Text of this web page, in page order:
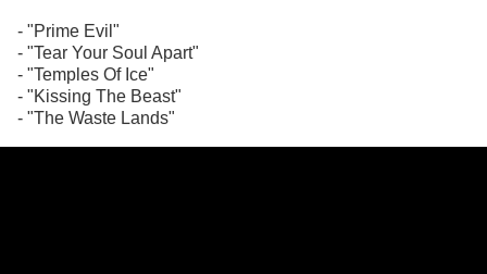
- "Prime Evil"
- "Tear Your Soul Apart"
- "Temples Of Ice"
- "Kissing The Beast"
- "The Waste Lands"